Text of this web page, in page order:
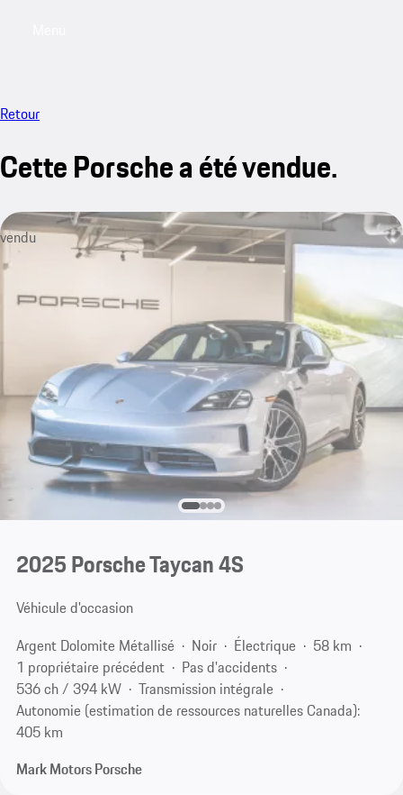
Retour
Cette Porsche a été vendue.
vendu
2025 Porsche Taycan 4S
Véhicule d'occasion
Argent Dolomite Métallisé
Noir Électrique
58 km
1 propriétaire précédent
Pas d'accidents
536 ch / 394 kW
Transmission intégrale
Autonomie (estimation de ressources naturelles Canada):
405 km
Mark Motors Porsche